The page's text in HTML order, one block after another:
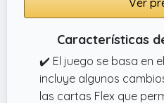
Características
✔️ El juego se basa en
incluye algunos
las cartas Flex que